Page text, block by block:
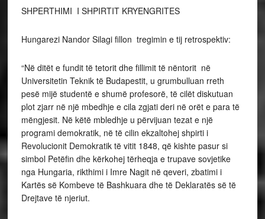
SHPERTHIMI I SHPIRTIT KRYENGRITES
Hungarezi Nandor Silagi fillon tregimin e tij retrospektiv:
“Në ditët e fundit të tetorit dhe fillimit të nëntorit në
Universitetin Teknik të Budapestit, u grumbulluan rreth
pesë mijë studentë e shumë profesorë, të cilët diskutuan
plot zjarr në një mbedhje e cila zgjati deri në orët e para të
mëngjesit. Në këtë mbledhje u përvijuan tezat e një
programi demokratik, në të cilin ekzaltohej shpirti i
Revolucionit Demokratik të vitit 1848, që kishte pasur si
simbol Petëfin dhe kërkohej tërheqja e trupave sovjetike
nga Hungaria, rikthimi i Imre Nagit në qeveri, zbatimi i
Kartës së Kombeve të Bashkuara dhe të Deklaratës së të
Drejtave të njeriut.